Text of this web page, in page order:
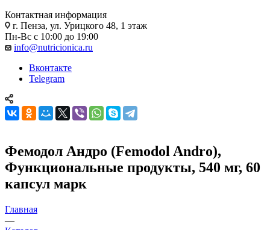
Контактная информация
г. Пенза, ул. Урицкого 48, 1 этаж
Пн-Вс с 10:00 до 19:00
info@nutricionica.ru
Вконтакте
Telegram
Фемодол Андро (Femodol Andro),
Функциональные продукты, 540 мг, 60
капсул марк
Главная
—